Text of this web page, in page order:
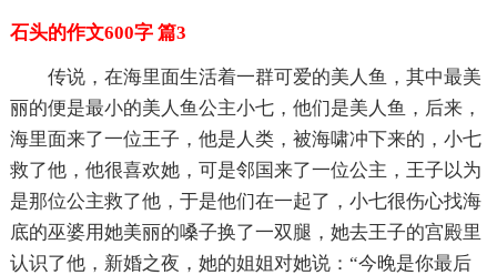
石头的作文600字 篇3
传说，在海里面生活着一群可爱的美人鱼，其中最美
丽的便是最小的美人鱼公主小七，他们是美人鱼，后来，
海里面来了一位王子，他是人类，被海啸冲下来的，小七
救了他，他很喜欢她，可是邻国来了一位公主，王子以为
是那位公主救了他，于是他们在一起了，小七很伤心找海
底的巫婆用她美丽的嗓子换了一双腿，她去王子的宫殿里
认识了他，新婚之夜，她的姐姐对她说：“今晚是你最后